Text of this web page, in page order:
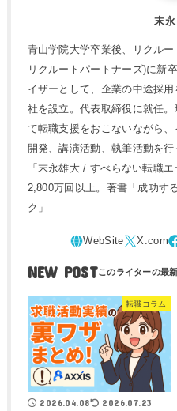
末
青山学院大学卒業後、リクル
リクルートパートナーズ)に新
イザーとして、企業の中途採
社を設立。代表取締役に就任
て転職支援をおこないながら
開発、講演活動、執筆活動を
「末永雄大 / すべらない転職
2,800万回以上。著書「成功す
ク」
NEW POST
転職コラム
2026.04.08 2026.07.23